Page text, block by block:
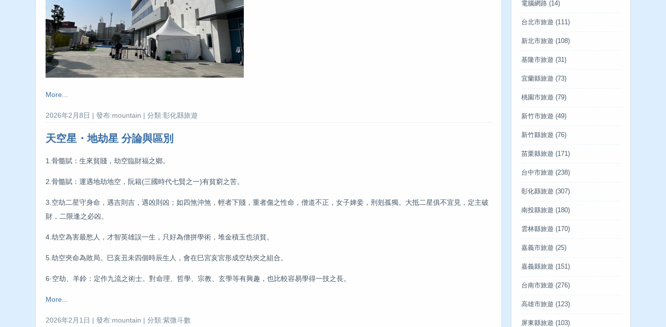
More...
2026年2月8日 | 發布:mountain | 分類:彰化縣旅遊
天空星・地劫星 分論與區別
1.骨髓賦：生來貧賤，劫空臨財福之鄉。
2.骨髓賦：運遇地劫地空，阮籍(三國時代七賢之一)有貧窮之苦。
3.空劫二星守身命，遇吉則吉，遇凶則凶；如四煞沖煞，輕者下賤，重者傷之性命，僧道不正，女子婢妾，刑剋孤獨。大抵二星俱不宜見，定主破
財，二限逢之必凶。
4.劫空為害最愁人，才智英雄誤一生，只好為僧拼學術，堆金積玉也須貧。
5.劫空夾命為敗局。巳亥丑未四個時辰生人，會在巳宮亥宮形成空劫夾之組合。
6·空劫、羊鈴：定作九流之術士。對命理、哲學、宗教、玄學等有興趣，也比較容易學得一技之長。
More...
2026年2月1日 | 發布:mountain | 分類:紫微斗數
電腦網路 (14)
台北市旅遊 (111)
新北市旅遊 (108)
基隆市旅遊 (31)
宜蘭縣旅遊 (73)
桃園市旅遊 (79)
新竹市旅遊 (49)
新竹縣旅遊 (76)
苗栗縣旅遊 (171)
台中市旅遊 (238)
彰化縣旅遊 (307)
南投縣旅遊 (180)
雲林縣旅遊 (170)
嘉義市旅遊 (25)
嘉義縣旅遊 (151)
台南市旅遊 (276)
高雄市旅遊 (123)
屏東縣旅遊 (103)